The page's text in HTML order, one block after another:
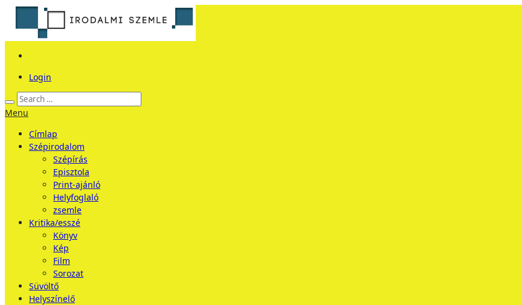
Login
Menu
Címlap
Szépirodalom
Szépírás
Episztola
Print-ajánló
Helyfoglaló
zsemle
Kritika/esszé
Könyv
Kép
Film
Sorozat
Süvöltő
Helyszínelő